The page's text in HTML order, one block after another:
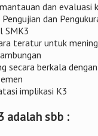
dan evaluasi
dan
SMK3
teratur untuk
secara berkala
implikasi K3
adalah sbb :